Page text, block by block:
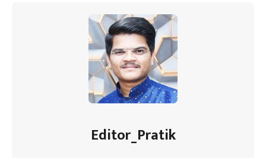
p
p
t n
Editor_Pratik